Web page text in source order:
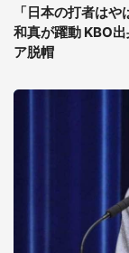
「日本の打者は
和真が躍動 KBO
ア脱帽